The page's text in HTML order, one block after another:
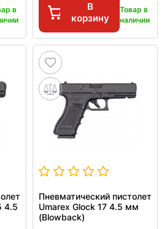
в
В
корзину
Товар в
наличии
4.5
Пневматический пистолет
Umarex Glock 17 4.5 мм
(Blowback)